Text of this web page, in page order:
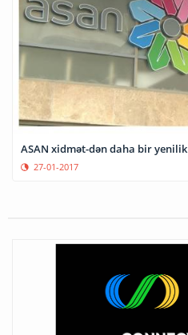
ASAN xidmət-dən daha bir yenilik
27-01-2017